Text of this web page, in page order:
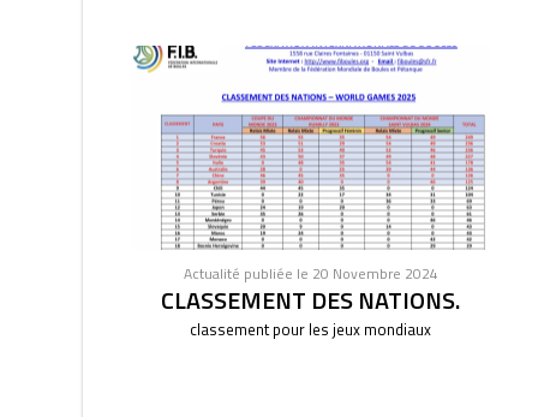
Actualité publiée le 20 Novembre 2024
CLASSEMENT DES NATIONS.
classement pour les jeux mondiaux